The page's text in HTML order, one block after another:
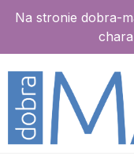
Na stronie dobra-